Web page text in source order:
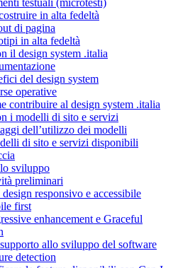
in alta fedeltà
di pagina
in alta fedeltà
il design system .italia
del design system
operative
contribuire al design system .italia
i modelli di sito e servizi
dell’utilizzo dei modelli
di sito e servizi disponibili
sviluppo
preliminari
responsivo e accessibile
first
enhancement e Graceful
allo sviluppo del software
detection